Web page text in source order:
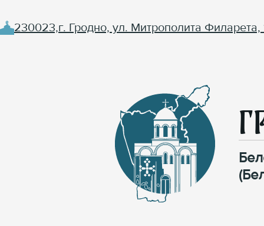
230023,г. Гродно, ул. Митрополита Филарета,